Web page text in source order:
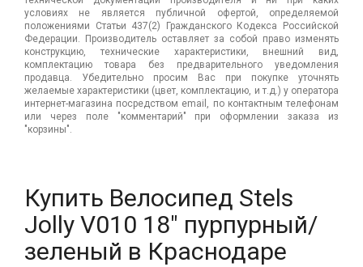
условиях не является публичной офертой, определяемой
положениями Статьи 437(2) Гражданского Кодекса Российской
Федерации. Производитель оставляет за собой право изменять
конструкцию, технические характеристики, внешний вид,
комплектацию товара без предварительного уведомления
продавца. Убедительно просим Вас при покупке уточнять
желаемые характеристики (цвет, комплектацию, и т.д.) у оператора
интернет-магазина посредством email, по контактным телефонам
или через поле "комментарий" при оформлении заказа из
"корзины".
Купить Велосипед Stels
Jolly V010 18" пурпурный/
зеленый в Краснодаре